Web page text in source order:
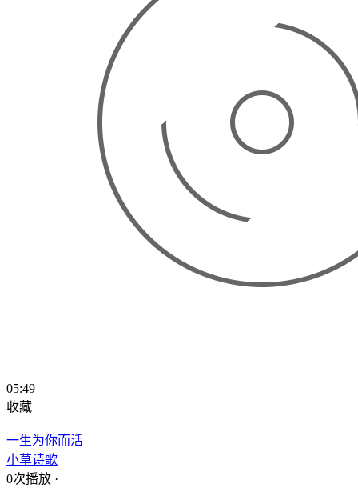
05:49
收藏
一生为你而活
小草诗歌
0次播放 ·